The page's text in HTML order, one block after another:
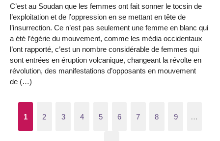
C’est au Soudan que les femmes ont fait sonner le tocsin de
l’exploitation et de l’oppression en se mettant en tête de
l’insurrection. Ce n’est pas seulement une femme en blanc qui
a été l’égérie du mouvement, comme les média occidentaux
l’ont rapporté, c’est un nombre considérable de femmes qui
sont entrées en éruption volcanique, changeant la révolte en
révolution, des manifestations d’opposants en mouvement
de (…)
1 2 3 4 5 6 7 8 9 …